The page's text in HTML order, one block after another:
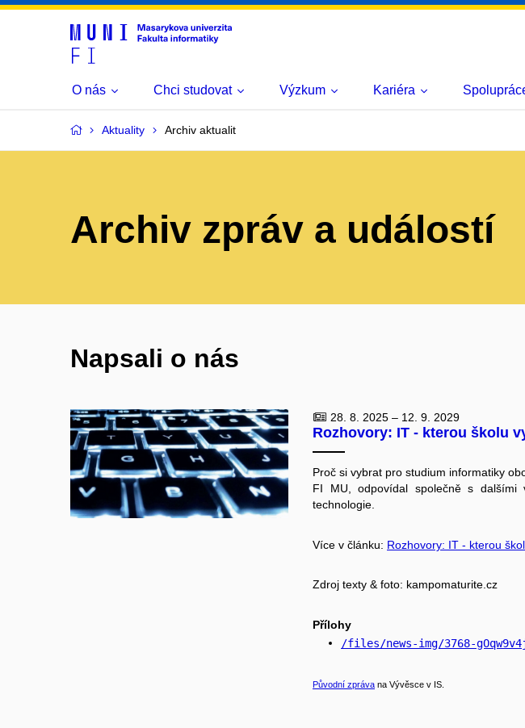
O nás Chci studovat Výzkum Kariéra
Aktuality Archiv aktualit
Archiv zpráv a událostí
Napsali o nás
28. 8. 2025 – 12. 9. 2029
Rozhovory: IT - kterou školu
Proč si vybrat pro studium informatiky
FI MU, odpovídal společně s dalšími
technologie.
Více v článku: Rozhovory: IT - kterou
Zdroj texty & foto: kampomaturite.cz
Přílohy
/files/news-img/3768-
Původní zpráva na Vývěsce v IS.